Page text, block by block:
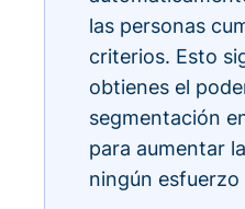
las personas
criterios. Esto
obtienes el
segmentación
para aumentar
ningún esfuerzo